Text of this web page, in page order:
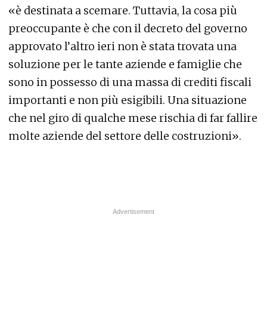
«è destinata a scemare. Tuttavia, la cosa più
preoccupante è che con il decreto del governo
approvato l’altro ieri non è stata trovata una
soluzione per le tante aziende e famiglie che
sono in possesso di una massa di crediti fiscali
importanti e non più esigibili. Una situazione
che nel giro di qualche mese rischia di far fallire
molte aziende del settore delle costruzioni».